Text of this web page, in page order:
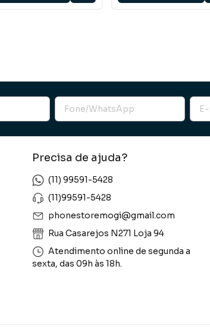
Precisa de ajuda?
(11) 99591-5428
(11)99591-5428
phonestoremogi@gmail.com
Rua Casarejos N271 Loja 94
Atendimento online de segunda a
sexta, das 09h às 18h.